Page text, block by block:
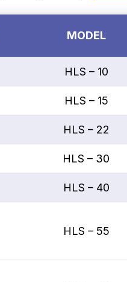
MODEL
HLS – 10
HLS – 15
HLS – 22
HLS – 30
HLS – 40
HLS – 55